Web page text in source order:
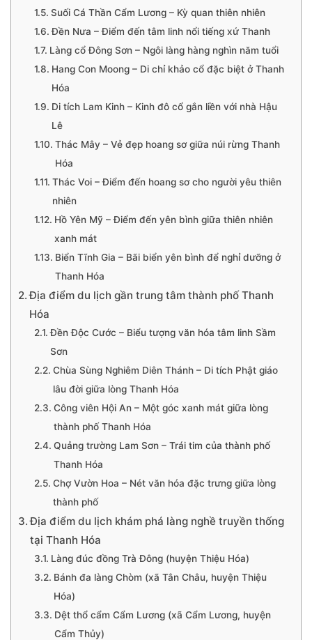
Suối Cá Thần Cẩm Lương – Kỳ quan thiên nhiên
Đền Nưa – Điểm đến tâm linh nổi tiếng xứ Thanh
Làng cổ Đông Sơn – Ngôi làng hàng nghìn năm tuổi
Hang Con Moong – Di chỉ khảo cổ đặc biệt ở Thanh
Hóa
Di tích Lam Kinh – Kinh đô cổ gắn liền với nhà Hậu
Lê
Thác Mây – Vẻ đẹp hoang sơ giữa núi rừng Thanh
Hóa
Thác Voi – Điểm đến hoang sơ cho người yêu thiên
nhiên
Hồ Yên Mỹ – Điểm đến yên bình giữa thiên nhiên
xanh mát
Biển Tĩnh Gia – Bãi biển yên bình để nghỉ dưỡng ở
Thanh Hóa
Địa điểm du lịch gần trung tâm thành phố Thanh
Hóa
Đền Độc Cước – Biểu tượng văn hóa tâm linh Sầm
Sơn
Chùa Sùng Nghiêm Diên Thánh – Di tích Phật giáo
lâu đời giữa lòng Thanh Hóa
Công viên Hội An – Một góc xanh mát giữa lòng
thành phố Thanh Hóa
Quảng trường Lam Sơn – Trái tim của thành phố
Thanh Hóa
Chợ Vườn Hoa – Nét văn hóa đặc trưng giữa lòng
thành phố
Địa điểm du lịch khám phá làng nghề truyền thống
tại Thanh Hóa
Làng đúc đồng Trà Đông (huyện Thiệu Hóa)
Bánh đa làng Chòm (xã Tân Châu, huyện Thiệu
Hóa)
Dệt thổ cẩm Cẩm Lương (xã Cẩm Lương, huyện
Cẩm Thủy)